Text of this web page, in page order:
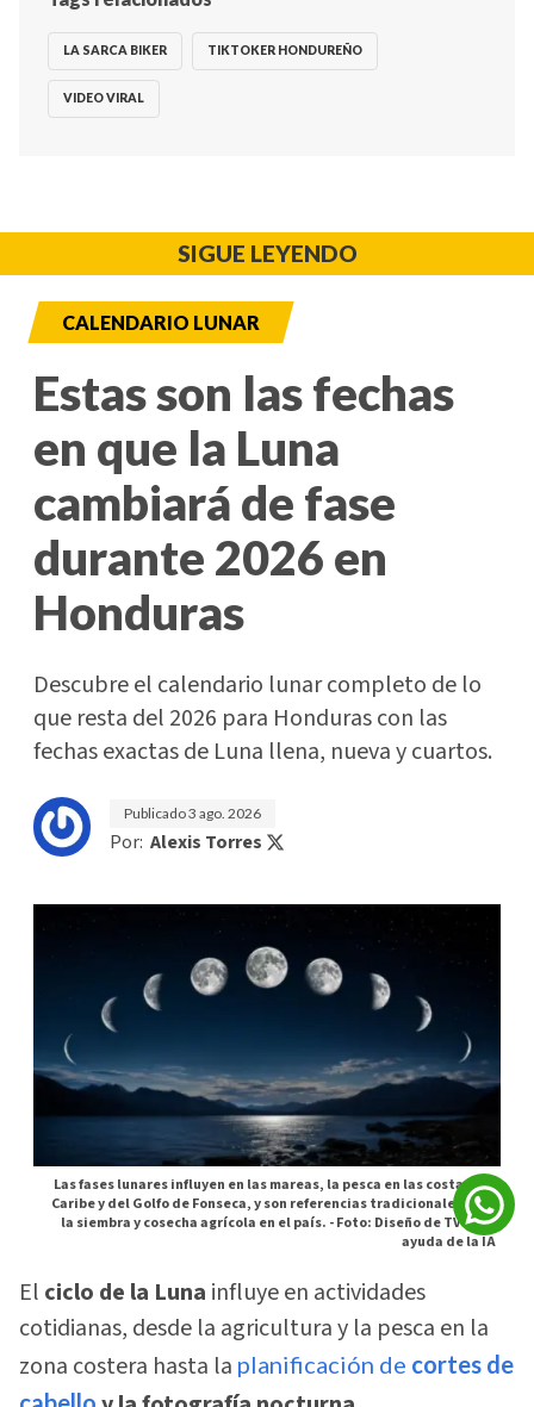
LA SARCA BIKER TIKTOKER HONDUREÑO
VIDEO VIRAL
SIGUE LEYENDO
CALENDARIO LUNAR
Estas son las fechas
en que la Luna
cambiará de fase
durante 2026 en
Honduras
Descubre el calendario lunar completo de lo
que resta del 2026 para Honduras con las
fechas exactas de Luna llena, nueva y cuartos.
Publicado3 ago. 2026
Por: Alexis Torres
Las fases lunares influyen en las mareas, la pesca en las costas del
Caribe y del Golfo de Fonseca, y son referencias tradicionales para
la siembra y cosecha agrícola en el país. -Foto: Diseño de TVC con
ayuda de la IA
El ciclo de la Luna influye en actividades
cotidianas, desde la agricultura y la pesca en la
zona costera hasta la planificación de cortes de